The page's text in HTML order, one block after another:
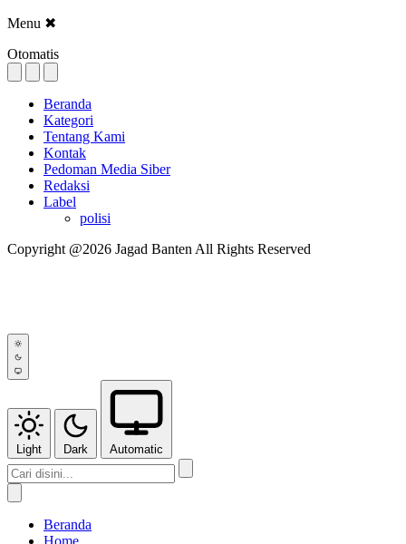
Menu ✖
Otomatis
Beranda
Kategori
Tentang Kami
Kontak
Pedoman Media Siber
Redaksi
Label
polisi
Copyright @2026 Jagad Banten All Rights Reserved
Light Dark Automatic
Beranda
Home